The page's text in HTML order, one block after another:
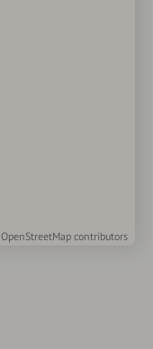
OpenStreetMap contributors